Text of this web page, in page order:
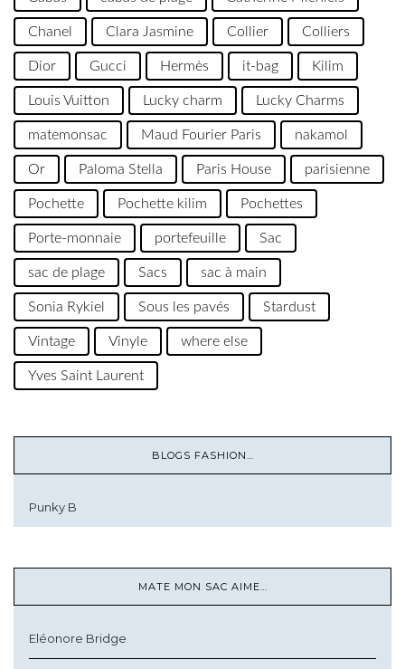
Chanel Clara Jasmine Collier Colliers
Dior Gucci Hermès it-bag Kilim
Louis Vuitton Lucky charm Lucky Charms
matemonsac Maud Fourier Paris nakamol
Or Paloma Stella Paris House parisienne
Pochette Pochette kilim Pochettes
Porte-monnaie portefeuille Sac
sac de plage Sacs sac à main
Sonia Rykiel Sous les pavés Stardust
Vintage Vinyle where else
Yves Saint Laurent
BLOGS FASHION…
Punky B
MATE MON SAC AIME…
Eléonore Bridge